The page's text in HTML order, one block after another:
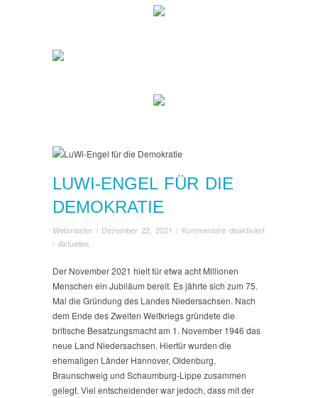
LUWI-ENGEL FÜR DIE
DEMOKRATIE
Webmaster / Dezember 22, 2021 / Kommentare deaktiviertfür
/ Aktuelles
Der November 2021 hielt für etwa acht Millionen
Menschen ein Jubiläum bereit. Es jährte sich zum 75.
Mal die Gründung des Landes Niedersachsen. Nach
dem Ende des Zweiten Weltkriegs gründete die
britische Besatzungsmacht am 1. November 1946 das
neue Land Niedersachsen. Hierfür wurden die
ehemaligen Länder Hannover, Oldenburg,
Braunschweig und Schaumburg-Lippe zusammen
gelegt. Viel entscheidender war jedoch, dass mit der